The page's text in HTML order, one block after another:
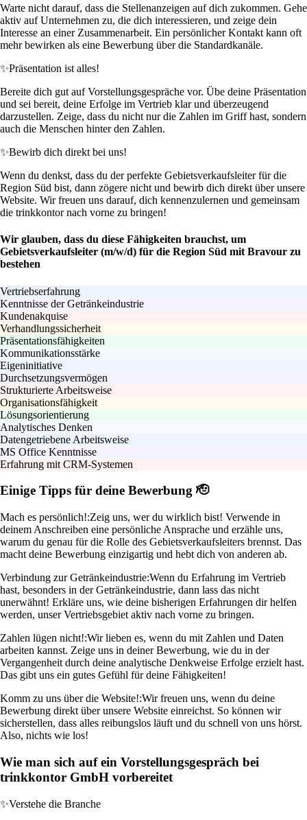
Warte nicht darauf, dass die Stellenanzeigen auf dich zukommen. Gehe
aktiv auf Unternehmen zu, die dich interessieren, und zeige dein
Interesse an einer Zusammenarbeit. Ein persönlicher Kontakt kann oft
mehr bewirken als eine Bewerbung über die Standardkanäle.
✨Präsentation ist alles!
Bereite dich gut auf Vorstellungsgespräche vor. Übe deine Präsentation
und sei bereit, deine Erfolge im Vertrieb klar und überzeugend
darzustellen. Zeige, dass du nicht nur die Zahlen im Griff hast, sondern
auch die Menschen hinter den Zahlen.
✨Bewirb dich direkt bei uns!
Wenn du denkst, dass du der perfekte Gebietsverkaufsleiter für die
Region Süd bist, dann zögere nicht und bewirb dich direkt über unsere
Website. Wir freuen uns darauf, dich kennenzulernen und gemeinsam
die trinkkontor nach vorne zu bringen!
Wir glauben, dass du diese Fähigkeiten brauchst, um
Gebietsverkaufsleiter (m/w/d) für die Region Süd mit Bravour zu
bestehen
Vertriebserfahrung
Kenntnisse der Getränkeindustrie
Kundenakquise
Verhandlungssicherheit
Präsentationsfähigkeiten
Kommunikationsstärke
Eigeninitiative
Durchsetzungsvermögen
Strukturierte Arbeitsweise
Organisationsfähigkeit
Lösungsorientierung
Analytisches Denken
Datengetriebene Arbeitsweise
MS Office Kenntnisse
Erfahrung mit CRM-Systemen
Einige Tipps für deine Bewerbung 🫡
Mach es persönlich!:Zeig uns, wer du wirklich bist! Verwende in
deinem Anschreiben eine persönliche Ansprache und erzähle uns,
warum du genau für die Rolle des Gebietsverkaufsleiters brennst. Das
macht deine Bewerbung einzigartig und hebt dich von anderen ab.
Verbindung zur Getränkeindustrie:Wenn du Erfahrung im Vertrieb
hast, besonders in der Getränkeindustrie, dann lass das nicht
unerwähnt! Erkläre uns, wie deine bisherigen Erfahrungen dir helfen
werden, unser Vertriebsgebiet aktiv nach vorne zu bringen.
Zahlen lügen nicht!:Wir lieben es, wenn du mit Zahlen und Daten
arbeiten kannst. Zeige uns in deiner Bewerbung, wie du in der
Vergangenheit durch deine analytische Denkweise Erfolge erzielt hast.
Das gibt uns ein gutes Gefühl für deine Fähigkeiten!
Komm zu uns über die Website!:Wir freuen uns, wenn du deine
Bewerbung direkt über unsere Website einreichst. So können wir
sicherstellen, dass alles reibungslos läuft und du schnell von uns hörst.
Also, nichts wie los!
Wie man sich auf ein Vorstellungsgespräch bei
trinkkontor GmbH vorbereitet
✨Verstehe die Branche